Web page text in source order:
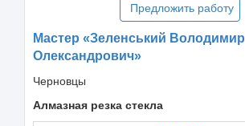
Предложить работу
Мастер «Зеленський Володимир
Олександрович»
Черновцы
Алмазная резка стекла